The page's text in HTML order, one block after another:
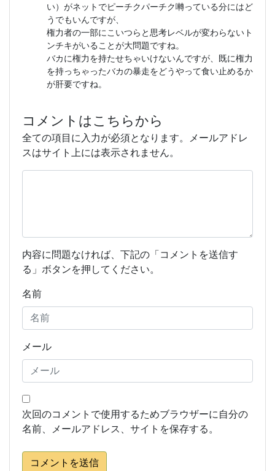
い）がネットでピーチクパーチク囀っている分にはど
うでもいんですが、
権力者の一部にこいつらと思考レベルが変わらないト
ンチキがいることが大問題ですね。
バカに権力を持たせちゃいけないんですが、既に権力
を持っちゃったバカの暴走をどうやって食い止めるか
が肝要ですね。
コメントはこちらから
全ての項目に入力が必須となります。メールアドレ
スはサイト上には表示されません。
内容に問題なければ、下記の「コメントを送信す
る」ボタンを押してください。
名前
メール
次回のコメントで使用するためブラウザーに自分の
名前、メールアドレス、サイトを保存する。
コメントを送信